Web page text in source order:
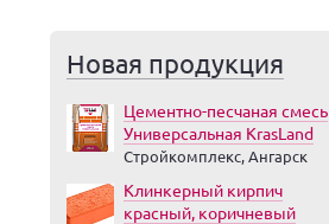
Новая продукция
Цементно-песчаная смесь
Универсальная KrasLand
Стройкомплекс, Ангарск
Клинкерный кирпич
красный, коричневый